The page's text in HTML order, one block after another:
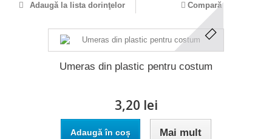
Adaugă la lista dorinţelor Compară
Umeras din plastic pentru costum
3,20 lei
Adaugă în coș Mai mult